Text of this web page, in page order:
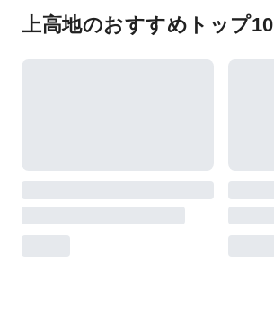
上高地のおすすめトップ10